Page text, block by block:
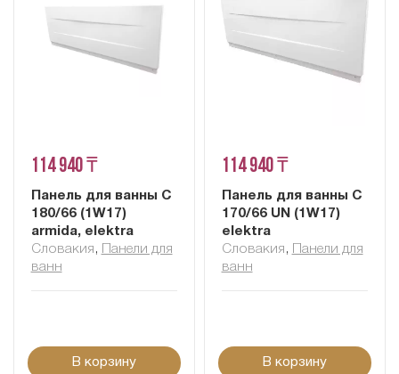
114 940 ₸
Панель для ванны C
180/66 (1W17)
armida, elektra
Словакия ,
Панели для
ванн
В корзину
114 940 ₸
Панель для ванны C
170/66 UN (1W17)
elektra
Словакия ,
Панели для
ванн
В корзину